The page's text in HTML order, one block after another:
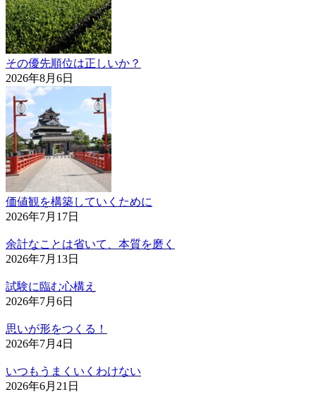
その優先順位は正しいか？
2026年8月6日
価値観を構築していくために
2026年7月17日
余計なことは省いて、本質を磨く
2026年7月13日
試験に臨む心構え
2026年7月6日
思いが形をつくる！
2026年7月4日
いつもうまくいくわけない
2026年6月21日